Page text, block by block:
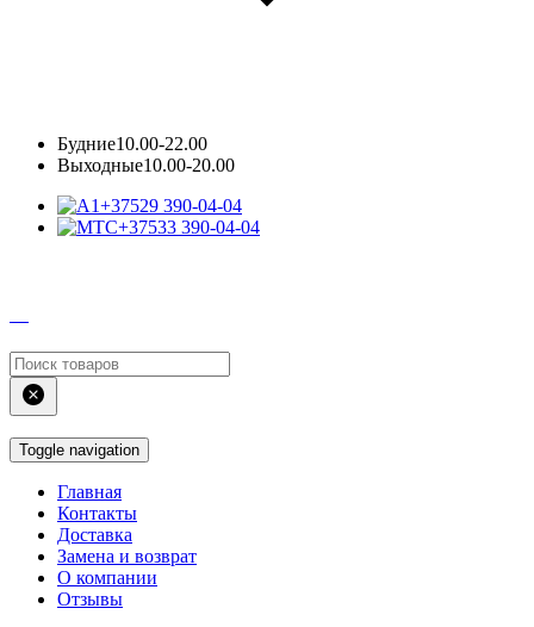
Будние10.00-22.00
Выходные10.00-20.00
+37529 390-04-04
+37533 390-04-04
Toggle navigation
Главная
Контакты
Доставка
Замена и возврат
О компании
Отзывы